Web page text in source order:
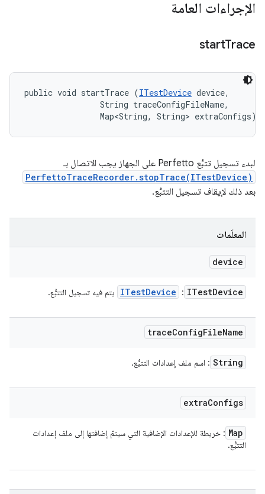
الإجراءات العامة
startTrace
public void startTrace (ITestDevice device,
                String traceConfigFileName,
                Map<String, String> extraConfigs)
لبدء تسجيل تتبُّع Perfetto على الجهاز يجب الاتصال بـ
PerfettoTraceRecorder.stopTrace(ITestDevice)
بعد ذلك لإيقاف تسجيل التتبُّع.
المعلَمات
device
ITestDevice
:
ITestDevice يتم فيه تسجيل التتبُّع.
traceConfigFileName
String : اسم ملف إعدادات التتبُّع.
extraConfigs
Map : خريطة للإعدادات الإضافية التي سيتمّ إضافتها إلى ملف إعدادات
التتبُّع.